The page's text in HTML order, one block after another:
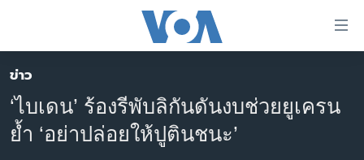
ต่อ
ข้าม
เนื้อหา
หน้าหลัก
โลก
เอเชีย
ข่าว
‘ไบเดน’ ร้องรีพับลิกันดันงบช่วยยูเครน
ย้ำ ‘อย่าปล่อยให้ปูตินชนะ’